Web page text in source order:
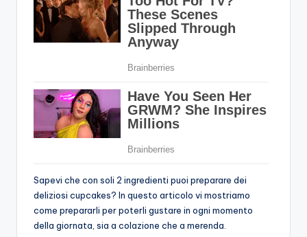
Sapevi che con soli 2 ingredienti puoi preparare dei
deliziosi cupcakes? In questo articolo vi mostriamo
come prepararli per poterli gustare in ogni momento
della giornata, sia a colazione che a merenda.